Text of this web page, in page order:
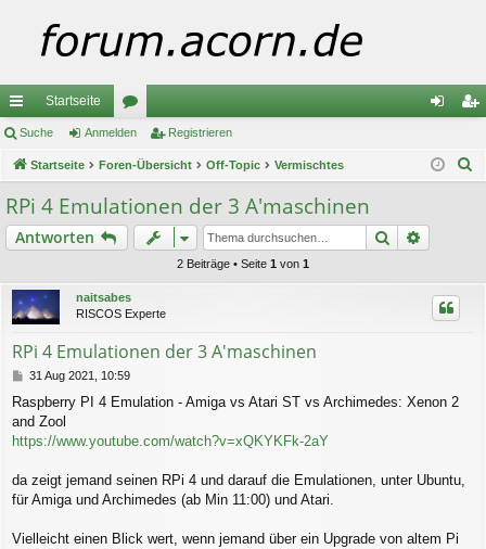
ch
ne
llz
ug
Startseite
or
en m ist
Suche Anmelden Registrieren
Startseite Foren-Übersicht Off-Topic Vermischtes
RPi 4 Emulationen der 3 A'maschinen
Antworten Suche
2 Beiträge • Seite 1 von 1
naitsabes
RISCOS Experte
RPi 4 Emulationen der 3 A'maschinen
B
i
t
r
31 Aug 2021, 10:59
Raspberry PI 4 Emulation - Amiga vs Atari ST vs Archimedes: Xenon 2
and Zool
https://www.youtube.com/watch?v=xQKYKFk-2aY
da zeigt jemand seinen RPi 4 und darauf die Emulationen, unter Ubuntu,
für Amiga und Archimedes (ab Min 11:00) und Atari.
Vielleicht einen Blick wert, wenn jemand über ein Upgrade von altem Pi